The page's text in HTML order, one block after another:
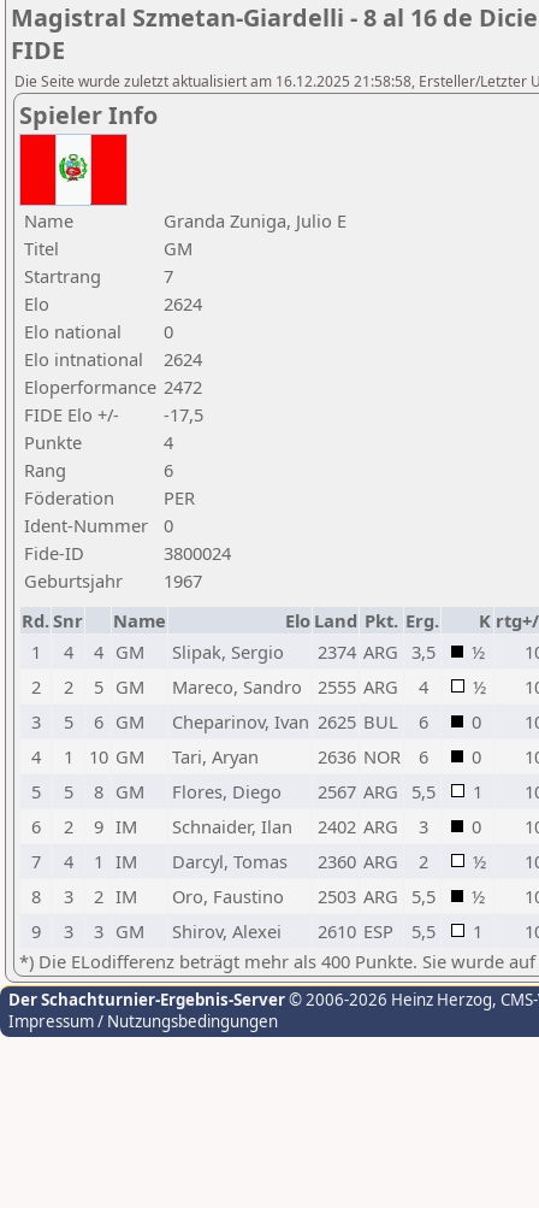
Magistral Szmetan-Giardelli - 8 al 16 de
FIDE
Die Seite wurde zuletzt aktualisiert am 16.12.2025 21:58:58, Ersteller/Letzter
Spieler Info
Name
Granda Zuniga, Julio E
Titel
GM
Startrang
7
Elo
2624
Elo national
0
Elo intnational
2624
Eloperformance 2472
FIDE Elo +/-
-17,5
Punkte
4
Rang
6
Föderation
PER
Ident-Nummer
0
Fide-ID
3800024
Geburtsjahr
1967
Rd.Snr Name Elo Land Pkt. Erg. K
1
4 4 GM Slipak, Sergio 2374 ARG 3,5 ½
2
2 5 GM Mareco, Sandro 2555 ARG 4 ½
3
5 6 GM Cheparinov, Ivan 2625 BUL 6 0
4
1 10 GM Tari, Aryan 2636 NOR 6 0
5
5 8 GM Flores, Diego 2567 ARG 5,5 1
6
2 9 IM Schnaider, Ilan 2402 ARG 3 0
7
4 1 IM Darcyl, Tomas 2360 ARG 2 ½
8
3 2 IM Oro, Faustino 2503 ARG 5,5 ½
9
3 3 GM Shirov, Alexei 2610 ESP 5,5 1
*) Die ELodifferenz beträgt mehr als 400 Punkte. Sie wurde
Der Schachturnier-Ergebnis-Server© 2006-2026 Heinz Herzog,
Impressum / Nutzungsbedingungen